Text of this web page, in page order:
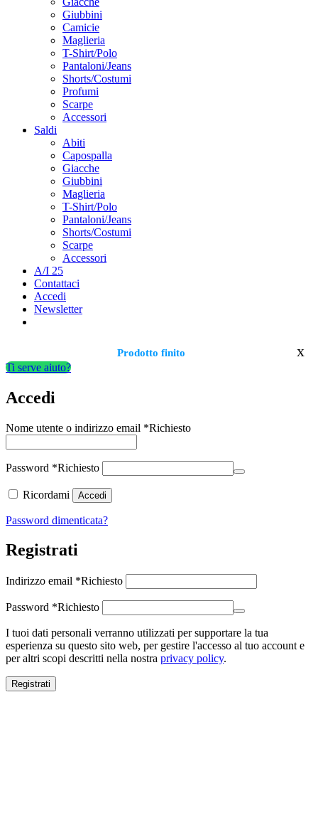
Giubbini
Camicie
Maglieria
T-Shirt/Polo
Pantaloni/Jeans
Shorts/Costumi
Profumi
Scarpe
Accessori
Saldi
Abiti
Capospalla
Giacche
Giubbini
Maglieria
T-Shirt/Polo
Pantaloni/Jeans
Shorts/Costumi
Scarpe
Accessori
A/I 25
Contattaci
Accedi
Newsletter
Prodotto finito x
Ti serve aiuto?
Accedi
Nome utente o indirizzo email *Richiesto
Password *Richiesto
Ricordami Accedi
Password dimenticata?
Registrati
Indirizzo email *Richiesto
Password *Richiesto
I tuoi dati personali verranno utilizzati per supportare la tua
esperienza su questo sito web, per gestire l'accesso al tuo account e
per altri scopi descritti nella nostra privacy policy.
Registrati